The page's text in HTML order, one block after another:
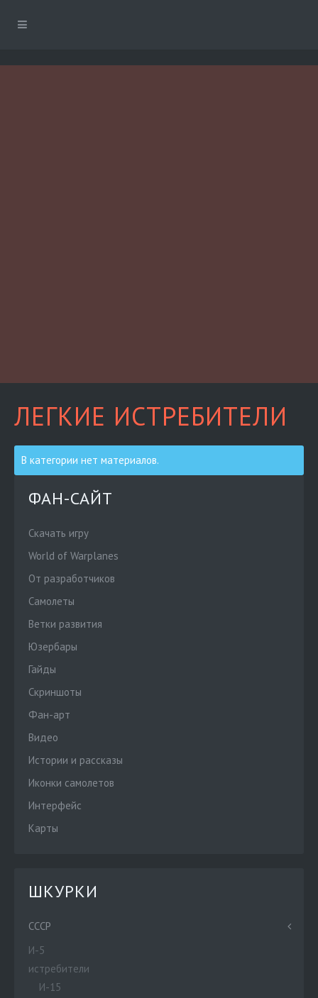
ЛЕГКИЕ ИСТРЕБИТЕЛИ
В категории нет материалов.
ФАН-САЙТ
Скачать игру
World of Warplanes
От разработчиков
Cамолеты
Ветки развития
Юзербары
Гайды
Скриншоты
Фан-арт
Видео
Истории и рассказы
Иконки самолетов
Интерфейс
Карты
ШКУРКИ
СССР
И-5
истребители
И-15